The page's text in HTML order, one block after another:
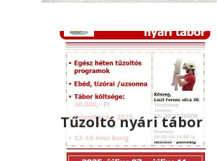
Tűzoltó nyári tábor